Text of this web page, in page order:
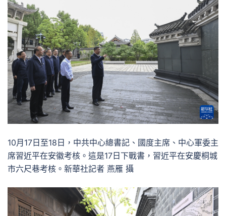
10月17日至18日，中共中心總書記、國度主席、中心軍委主
席習近平在安徽考核。這是17日下戰書，習近平在安慶桐城
市六尺巷考核。新華社記者 燕雁 攝